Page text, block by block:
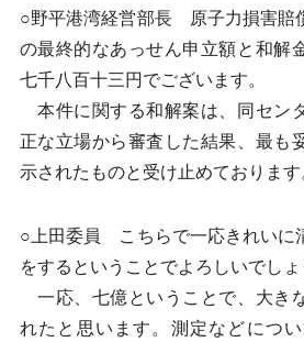
○野平港湾経営部長 原子力損害賠
の最終的なあっせん申立額と和解
七千八百十三円でございます。
本件に関する和解案は、同セン
正な立場から審査した結果、最も
示されたものと受け止めております
○上田委員 こちらで一応きれいに
をするということでよろしいでしょ
一応、七億ということで、大き
れたと思います。測定などにつ